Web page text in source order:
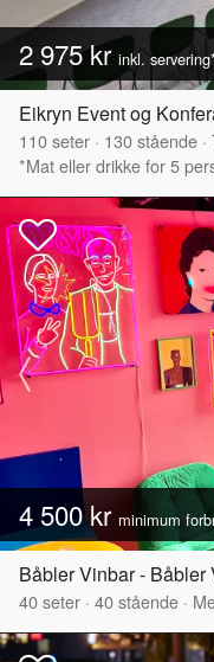
2 975 kr inkl.
Eikryn Event og
110seter · 130stående ·
*Mat eller drikke for 5
4 500 kr minimum
Båbler Vinbar - Båbler
40seter · 40stående ·